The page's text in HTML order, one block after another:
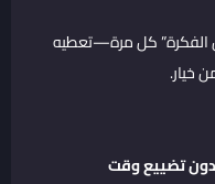
الفكرة” كل مرة—تعطيه
خيار.